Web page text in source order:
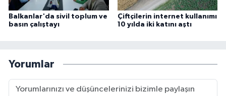
Balkanlar'da sivil toplum ve
basın çalıştayı
Çiftçilerin internet kullanımı
10 yılda iki katını aştı
Yorumlar